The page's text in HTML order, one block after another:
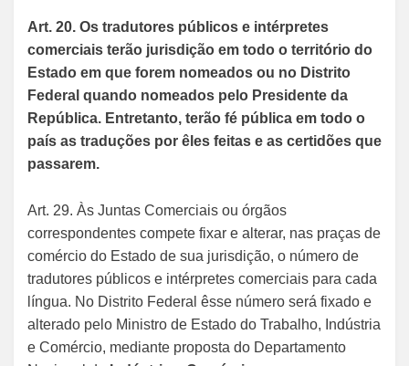
Art. 20. Os tradutores públicos e intérpretes
comerciais terão jurisdição em todo o território do
Estado em que forem nomeados ou no Distrito
Federal quando nomeados pelo Presidente da
República. Entretanto, terão fé pública em todo o
país as traduções por êles feitas e as certidões que
passarem.
Art. 29. Às Juntas Comerciais ou órgãos
correspondentes compete fixar e alterar, nas praças de
comércio do Estado de sua jurisdição, o número de
tradutores públicos e intérpretes comerciais para cada
língua. No Distrito Federal êsse número será fixado e
alterado pelo Ministro de Estado do Trabalho, Indústria
e Comércio, mediante proposta do Departamento